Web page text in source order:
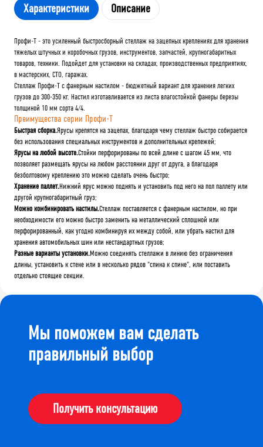
Характеристики Описание
Профи-Т - это усиленный быстросборный стеллаж на зацепных креплениях для хранения
тяжелых штучных и коробочных грузов, инструментов, запчастей, крупногабаритных
товаров, техники. Подойдет для установки на складах, производственных предприятиях,
в мастерских, СТО, гаражах.
Стеллаж Профи-Т с фанерным настилом - бюджетный вариант для хранения легких
грузов до 300-350 кг. Настил изготавливается из листа влагостойкой фанеры березы
толщиной 10 мм сорта 4/4.
Преимущества серии Профи-Т
Быстрая сборка.Ярусы крепятся на зацепах, благодаря чему стеллаж быстро собирается
без использования специальных инструментов и дополнительных крепежей;
Ярусы на любой высоте.Стойки перфорированы по всей длине с шагом 45 мм, что
позволяет размещать ярусы на любом расстоянии друг от друга, а благодаря
безболтовому креплению это можно сделать очень быстро;
Хранение паллет.Нижний ярус можно поднять и установить под него на пол паллету или
другой крупногабаритный груз;
Можно комбинировать настилы.Стеллаж поставляется с фанерным настилом, но при
необходимости его можно быстро заменить на металлический сплошной или
перфорированный, как угодно комбинируя их между собой, или убрать настил для
хранения автомобильных шин или нестандартных грузов;
Разные варианты установки.Можно соединять стеллажи в линию без ограничения
длины, установить к стене или в несколько рядов "спина к спине", или поставить
отдельно стоящие секции.
Мы поможем вам сделать
правильный выбор
Получить консультацию